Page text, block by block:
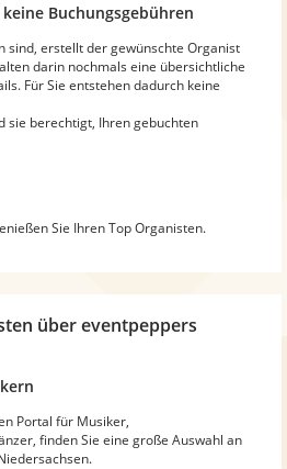
Buchungsgebühren
sind, erstellt der gewünschte Organist
darin nochmals eine übersichtliche
Für Sie entstehen dadurch keine
sie berechtigt, Ihren gebuchten
Sie Ihren Top Organisten.
über eventpeppers
Portal für Musiker,
finden Sie eine große Auswahl an